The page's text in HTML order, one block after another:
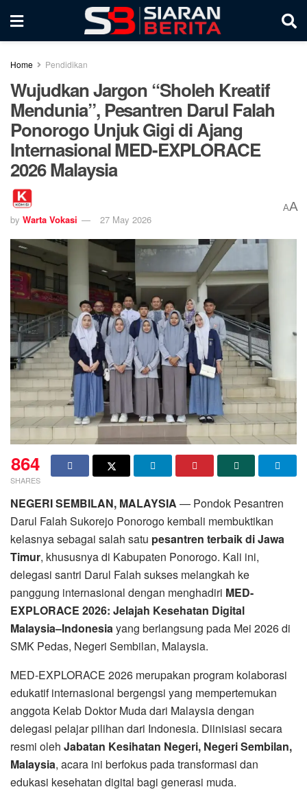
Home Pendidikan
Wujudkan Jargon “Sholeh Kreatif
Mendunia”, Pesantren Darul Falah
Ponorogo Unjuk Gigi di Ajang
Internasional MED-EXPLORACE
2026 Malaysia
by Warta Vokasi 27 May 2026
AA
864
SHARES
NEGERI SEMBILAN, MALAYSIA — Pondok Pesantren
Darul Falah Sukorejo Ponorogo kembali membuktikan
kelasnya sebagai salah satu pesantren terbaik di Jawa
Timur, khususnya di Kabupaten Ponorogo. Kali ini,
delegasi santri Darul Falah sukses melangkah ke
panggung internasional dengan menghadiri MED-
EXPLORACE 2026: Jelajah Kesehatan Digital
Malaysia–Indonesiayang berlangsung pada Mei 2026 di
SMK Pedas, Negeri Sembilan, Malaysia.
MED-EXPLORACE 2026 merupakan program kolaborasi
edukatif internasional bergengsi yang mempertemukan
anggota Kelab Doktor Muda dari Malaysia dengan
delegasi pelajar pilihan dari Indonesia. Diinisiasi secara
resmi oleh Jabatan Kesihatan Negeri, Negeri Sembilan,
Malaysia, acara ini berfokus pada transformasi dan
edukasi kesehatan digital bagi generasi muda.